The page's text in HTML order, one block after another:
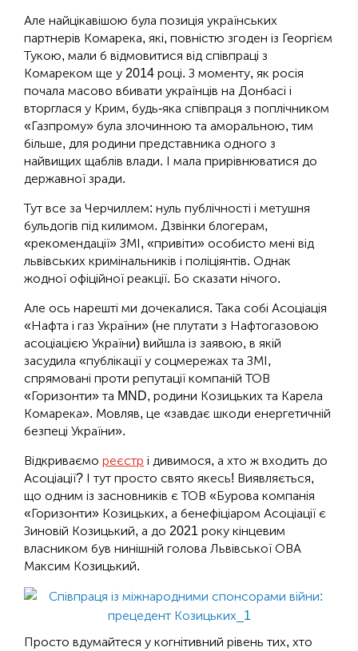
Але найцікавішою була позиція українських
партнерів Комарека, які, повністю згоден із Георгієм
Тукою, мали б відмовитися від співпраці з
Комареком ще у 2014 році. З моменту, як росія
почала масово вбивати українців на Донбасі і
вторглася у Крим, будь-яка співпраця з поплічником
«Газпрому» була злочинною та аморальною, тим
більше, для родини представника одного з
найвищих щаблів влади. І мала прирівнюватися до
державної зради.
Тут все за Черчиллем: нуль публічності і метушня
бульдогів під килимом. Дзвінки блогерам,
«рекомендації» ЗМІ, «привіти» особисто мені від
львівських кримінальників і поліціянтів. Однак
жодної офіційної реакції. Бо сказати нічого.
Але ось нарешті ми дочекалися. Така собі Асоціація
«Нафта і газ України» (не плутати з Нафтогазовою
асоціацією України) вийшла із заявою, в якій
засудила «публікації у соцмережах та ЗМІ,
спрямовані проти репутації компаній ТОВ
«Горизонти» та MND, родини Козицьких та Карела
Комарека». Мовляв, це «завдає шкоди енергетичній
безпеці України».
Відкриваємо реєстр і дивимося, а хто ж входить до
Асоціації? І тут просто свято якесь! Виявляється,
що одним із засновників є ТОВ «Бурова компанія
«Горизонти» Козицьких, а бенефіціаром Асоціації є
Зиновій Козицький, а до 2021 року кінцевим
власником був нинішній голова Львівської ОВА
Максим Козицький.
Просто вдумайтеся у когнітивний рівень тих, хто